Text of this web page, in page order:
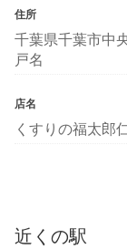
住所
千葉県千葉市中
戸名
店名
くすりの福太郎
近くの駅